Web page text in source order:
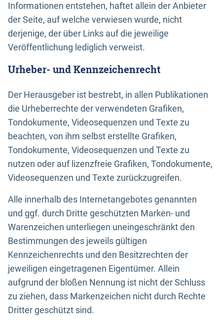
Informationen entstehen, haftet allein der Anbieter
der Seite, auf welche verwiesen wurde, nicht
derjenige, der über Links auf die jeweilige
Veröffentlichung lediglich verweist.
Urheber- und Kennzeichenrecht
Der Herausgeber ist bestrebt, in allen Publikationen
die Urheberrechte der verwendeten Grafiken,
Tondokumente, Videosequenzen und Texte zu
beachten, von ihm selbst erstellte Grafiken,
Tondokumente, Videosequenzen und Texte zu
nutzen oder auf lizenzfreie Grafiken, Tondokumente,
Videosequenzen und Texte zurückzugreifen.
Alle innerhalb des Internetangebotes genannten
und ggf. durch Dritte geschützten Marken- und
Warenzeichen unterliegen uneingeschränkt den
Bestimmungen des jeweils gültigen
Kennzeichenrechts und den Besitzrechten der
jeweiligen eingetragenen Eigentümer. Allein
aufgrund der bloßen Nennung ist nicht der Schluss
zu ziehen, dass Markenzeichen nicht durch Rechte
Dritter geschützt sind.